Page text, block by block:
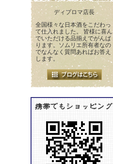
ディプロマ店長
全国様々な日本酒をこだわっ
て仕入れました。 皆様に喜ん
でいただける品揃えでがんば
ります。ソムリエ所有者なの
でなんなく質問あればお答え
します。